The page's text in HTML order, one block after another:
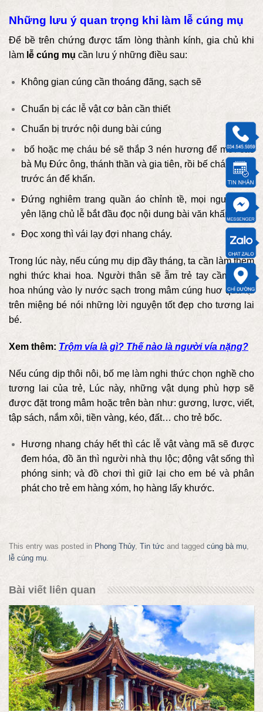
Những lưu ý quan trọng khi làm lễ cúng mụ
Để bề trên chứng được tấm lòng thành kính, gia chủ khi
làm lễ cúng mụ cần lưu ý những điều sau:
Không gian cúng cần thoáng đãng, sạch sẽ
Chuẩn bị các lễ vật cơ bản cần thiết
Chuẩn bị trước nội dung bài cúng
bố hoặc mẹ cháu bé sẽ thắp 3 nén hương để mời các
bà Mụ Đức ông, thánh thần và gia tiên, rồi bế cháu bé ra
trước án để khấn.
Đứng nghiêm trang quần áo chỉnh tề, mọi người giữ
yên lặng chủ lễ bắt đầu đọc nội dung bài văn khấn.
Đọc xong thì vái lạy đợi nhang cháy.
Trong lúc này, nếu cúng mụ dịp đầy tháng, ta cần làm thêm
nghi thức khai hoa. Người thân sẽ ẵm trẻ tay cầm cành
hoa nhúng vào ly nước sạch trong mâm cúng huơ qua lại
trên miệng bé nói những lời nguyện tốt đẹp cho tương lai
bé.
Xem thêm: Trộm vía là gì? Thế nào là người vía nặng?
Nếu cúng dịp thôi nôi, bố mẹ làm nghi thức chọn nghề cho
tương lai của trẻ, Lúc này, những vật dụng phù hợp sẽ
được đặt trong mâm hoặc trên bàn như: gương, lược, viết,
tập sách, nắm xôi, tiền vàng, kéo, đất… cho trẻ bốc.
Hương nhang cháy hết thì các lễ vật vàng mã sẽ được
đem hóa, đồ ăn thì người nhà thụ lộc; động vật sống thì
phóng sinh; và đồ chơi thì giữ lại cho em bé và phân
phát cho trẻ em hàng xóm, họ hàng lấy khước.
This entry was posted in Phong Thủy, Tin tức and tagged cúng bà mụ
lễ cúng mụ
Bài viết liên quan